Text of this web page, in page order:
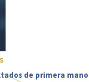
de primera mano